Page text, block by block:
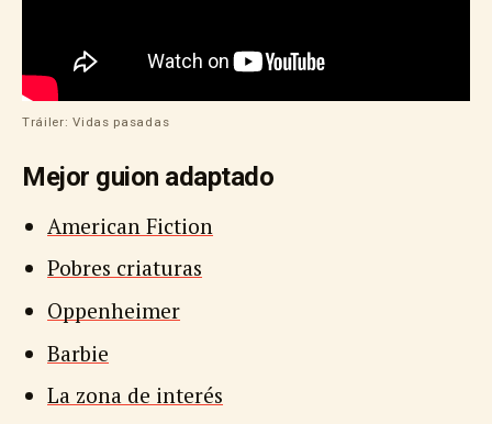
Tráiler: Vidas pasadas
Mejor guion adaptado
American Fiction
Pobres criaturas
Oppenheimer
Barbie
La zona de interés